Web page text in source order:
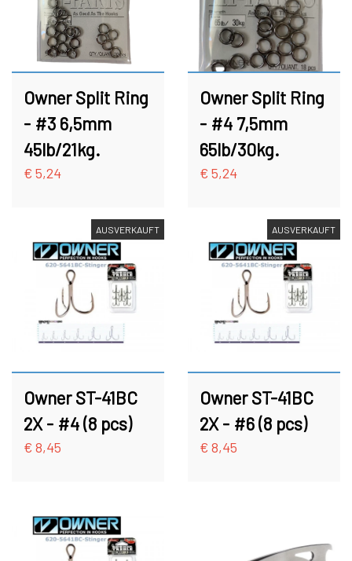
Owner Split Ring
- #3 6,5mm
45lb/21kg.
€ 5,24
Owner Split Ring
- #4 7,5mm
65lb/30kg.
€ 5,24
AUSVERKAUFT
Owner ST-41BC
2X - #4 (8 pcs)
€ 8,45
AUSVERKAUFT
Owner ST-41BC
2X - #6 (8 pcs)
€ 8,45